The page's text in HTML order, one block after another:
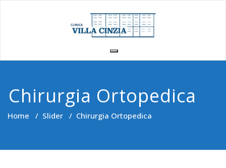
Chirurgia Ortopedica
Home / Slider / Chirurgia Ortopedica